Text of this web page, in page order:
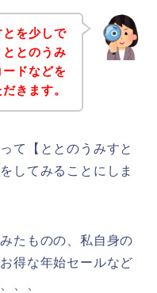
を少しで
とのうみ
ドなどを
きます。
て【ととのうみすと
してみることにしま
たものの、私自身の
得な年始セールなど
、、